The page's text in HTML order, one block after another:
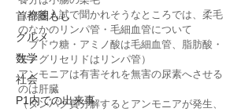
首都圏もし
グルメ
数学
社会
P1内での出来事
（今後入試で聞かれそうなところでは、柔毛
のなかのリンパ管・毛細血管について
ブドウ糖・アミノ酸は毛細血管、脂肪酸・
モノグリセリドはリンパ管）
アンモニアは有害それを無害の尿素へさせる
のは肝臓
（タンパク質分解するとアンモニアが発生、